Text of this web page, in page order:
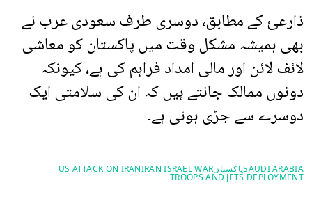
ذارعئ کے مطابق، دوسری طرف سعودی عرب نے
بھی ہمیشہ مشکل وقت میں پاکستان کو معاشی
لائف لائن اور مالی امداد فراہم کی ہے، کیونکہ
دونوں ممالک جانتے ہیں کہ ان کی سلامتی ایک
دوسرے سے جڑی ہوئی ہے۔
SAUDI ARABIAپاکستانIRAN ISRAEL WAR
US ATTACK ON IRAN
TROOPS AND JETS DEPLOYMENT